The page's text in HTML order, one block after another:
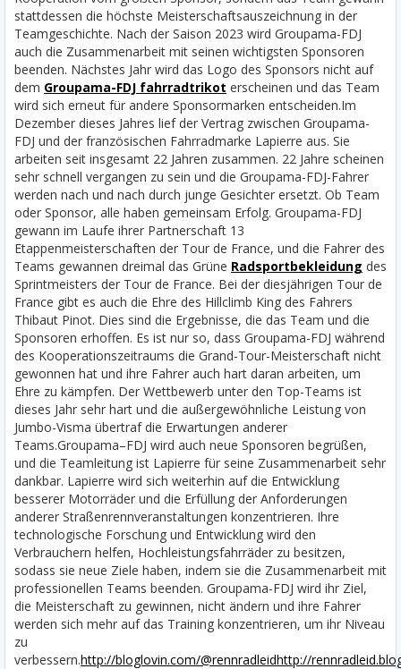
stattdessen die höchste Meisterschaftsauszeichnung in der
Teamgeschichte. Nach der Saison 2023 wird Groupama-FDJ
auch die Zusammenarbeit mit seinen wichtigsten Sponsoren
beenden. Nächstes Jahr wird das Logo des Sponsors nicht auf
dem Groupama-FDJ fahrradtrikot erscheinen und das Team
wird sich erneut für andere Sponsormarken entscheiden.Im
Dezember dieses Jahres lief der Vertrag zwischen Groupama-
FDJ und der französischen Fahrradmarke Lapierre aus. Sie
arbeiten seit insgesamt 22 Jahren zusammen. 22 Jahre scheinen
sehr schnell vergangen zu sein und die Groupama-FDJ-Fahrer
werden nach und nach durch junge Gesichter ersetzt. Ob Team
oder Sponsor, alle haben gemeinsam Erfolg. Groupama-FDJ
gewann im Laufe ihrer Partnerschaft 13
Etappenmeisterschaften der Tour de France, und die Fahrer des
Teams gewannen dreimal das Grüne Radsportbekleidung des
Sprintmeisters der Tour de France. Bei der diesjährigen Tour de
France gibt es auch die Ehre des Hillclimb King des Fahrers
Thibaut Pinot. Dies sind die Ergebnisse, die das Team und die
Sponsoren erhoffen. Es ist nur so, dass Groupama-FDJ während
des Kooperationszeitraums die Grand-Tour-Meisterschaft nicht
gewonnen hat und ihre Fahrer auch hart daran arbeiten, um
Ehre zu kämpfen. Der Wettbewerb unter den Top-Teams ist
dieses Jahr sehr hart und die außergewöhnliche Leistung von
Jumbo-Visma übertraf die Erwartungen anderer
Teams.Groupama–FDJ wird auch neue Sponsoren begrüßen,
und die Teamleitung ist Lapierre für seine Zusammenarbeit sehr
dankbar. Lapierre wird sich weiterhin auf die Entwicklung
besserer Motorräder und die Erfüllung der Anforderungen
anderer Straßenrennveranstaltungen konzentrieren. Ihre
technologische Forschung und Entwicklung wird den
Verbrauchern helfen, Hochleistungsfahrräder zu besitzen,
sodass sie neue Ziele haben, indem sie die Zusammenarbeit mit
professionellen Teams beenden. Groupama-FDJ wird ihr Ziel,
die Meisterschaft zu gewinnen, nicht ändern und ihre Fahrer
werden sich mehr auf das Training konzentrieren, um ihr Niveau
zu
verbessern.http://bloglovin.com/@rennradleidhttp://